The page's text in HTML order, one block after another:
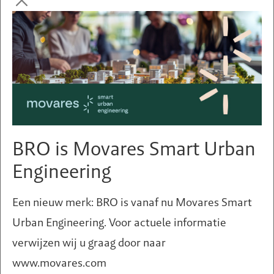
Een vraag of hulp nodig?
BRO is Movares Smart Urban
Engineering
Een nieuw merk: BRO is vanaf nu Movares Smart
Urban Engineering. Voor actuele informatie
verwijzen wij u graag door naar
www.movares.com